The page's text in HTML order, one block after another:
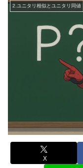
2.ユニタリ相似とユニタリ同値
X